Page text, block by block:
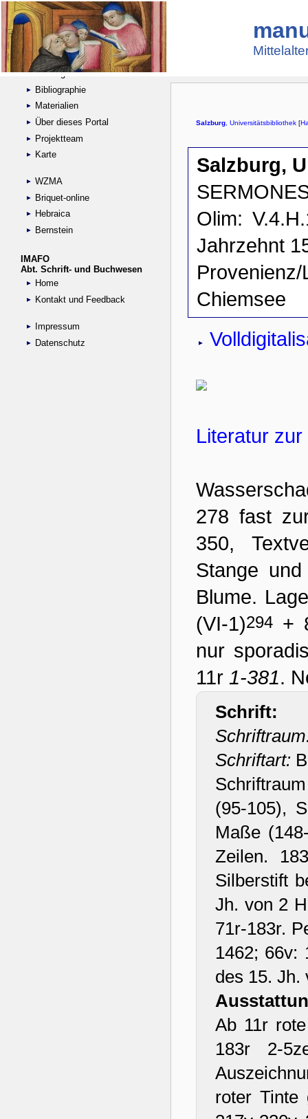
Suche
Handschriftensammlungen
Digitalisierte Handschriften
Kataloge
Bibliographie
Materialien
Über dieses Portal
Projektteam
Karte
WZMA
Briquet-online
Hebraica
Bernstein
IMAFO
Abt. Schrift- und Buchwesen
Home
Kontakt und Feedback
Impressum
Datenschutz